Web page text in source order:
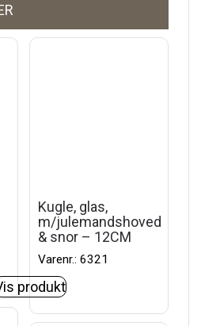
Kugle, glas,
m/julemandshoved
& snor – 12CM
Varenr.: 6321
produkt